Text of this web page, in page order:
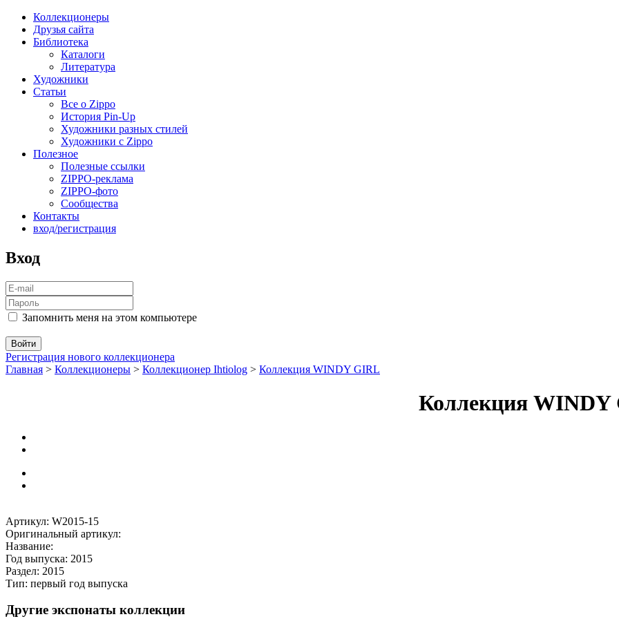
Коллекционеры
Друзья сайта
Библиотека
Каталоги
Литература
Художники
Статьи
Все о Zippo
История Pin-Up
Художники разных стилей
Художники с Zippo
Полезное
Полезные ссылки
ZIPPO-реклама
ZIPPO-фото
Сообщества
Контакты
вход/регистрация
Вход
Запомнить меня на этом компьютере
Регистрация нового коллекционера
Главная > Коллекционеры > Коллекционер Ihtiolog > Коллекция WINDY GIRL
Коллекция WINDY
Артикул: W2015-15
Оригинальный артикул:
Название:
Год выпуска: 2015
Раздел: 2015
Тип: первый год выпуска
Другие экспонаты коллекции